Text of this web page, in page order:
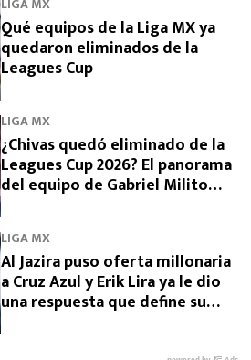
Qué equipos de la Liga MX ya
quedaron eliminados de la
Leagues Cup
LIGA MX
¿Chivas quedó eliminado de la
Leagues Cup 2026? El panorama
del equipo de Gabriel Milito
LIGA MX
Al Jazira puso oferta millonaria
a Cruz Azul y Erik Lira ya le dio
una respuesta que define su